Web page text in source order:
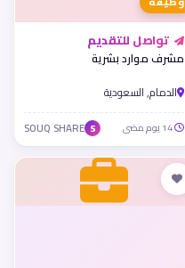
تواصل للتقديم
مشرف موارد بشرية
الدمام, السعودية
S
SOUQ SHARE